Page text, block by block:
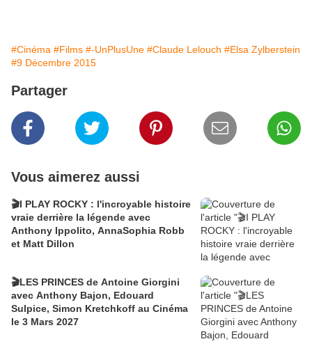
#Cinéma #Films #-UnPlusUne #Claude Lelouch #Elsa Zylberstein
#9 Décembre 2015
Partager
Vous aimerez aussi
🎬I PLAY ROCKY : l'incroyable histoire
vraie derrière la légende avec
Anthony Ippolito, AnnaSophia Robb
et Matt Dillon
🎬LES PRINCES de Antoine Giorgini
avec Anthony Bajon, Edouard
Sulpice, Simon Kretchkoff au Cinéma
le 3 Mars 2027